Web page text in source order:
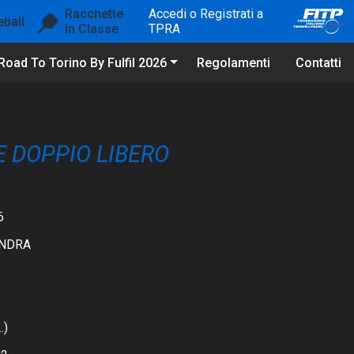
Racchette
In Classe
Accedi o Registrati a
TPRA
To Torino By Fulfil 2026 Regolamenti Contatti
LIBERO